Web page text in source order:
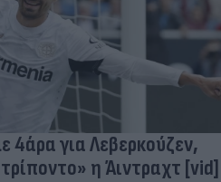
4άρα για Λεβερκούζεν,
η Άιντραχτ [vid]